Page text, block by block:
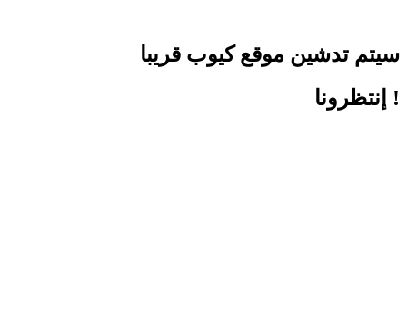
سيتم تدشين موقع كيوب قريبا
! إنتظرونا